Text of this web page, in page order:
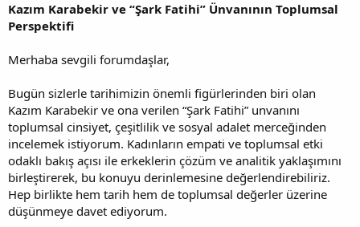
ş
a
a
ç
t
a
i
i
Kazım Karabekir ve “Şark Fatihi” Ünvanının Toplumsal
Perspektifi
Merhaba sevgili forumdaşlar,
Bugün sizlerle tarihimizin önemli figürlerinden biri olan
Kazım Karabekir ve ona verilen “Şark Fatihi” unvanını
toplumsal cinsiyet, çeşitlilik ve sosyal adalet merceğinden
incelemek istiyorum. Kadınların empati ve toplumsal etki
odaklı bakış açısı ile erkeklerin çözüm ve analitik yaklaşımını
birleştirerek, bu konuyu derinlemesine değerlendirebiliriz.
Hep birlikte hem tarih hem de toplumsal değerler üzerine
düşünmeye davet ediyorum.